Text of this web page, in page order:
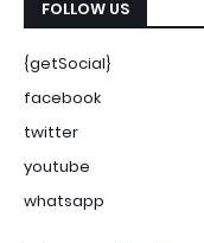
FOLLOW US
{getSocial}
facebook
twitter
youtube
whatsapp